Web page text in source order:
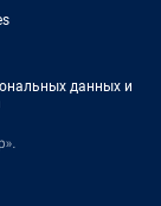
данных и